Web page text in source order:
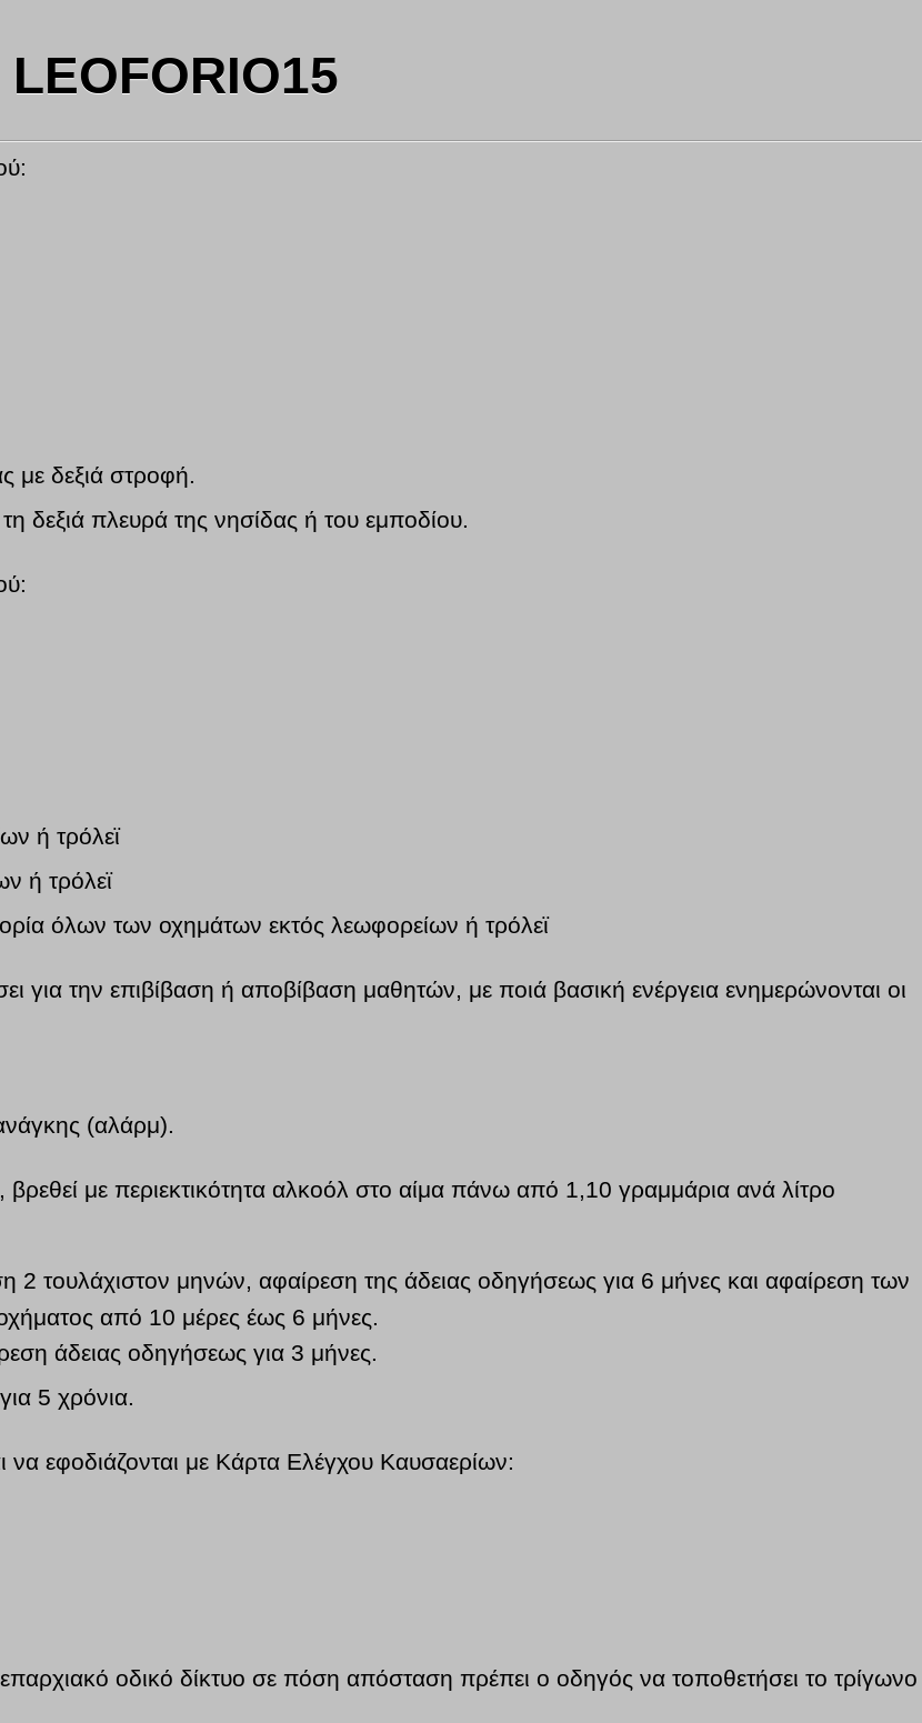
LEOFORIO15
με δεξιά στροφή.
δεξιά πλευρά της νησίδας ή του εμποδίου.
ή τρόλεϊ
ή τρόλεϊ
όλων των οχημάτων εκτός λεωφορείων ή τρόλεϊ
για την επιβίβαση ή αποβίβαση μαθητών, με ποιά βασική ενέργεια ενημερώνονται οι
(αλάρμ).
με περιεκτικότητα αλκοόλ στο αίμα πάνω από 1,10 γραμμάρια ανά λίτρο
τουλάχιστον μηνών, αφαίρεση της άδειας οδηγήσεως για 6 μήνες και αφαίρεση των
από 10 μέρες έως 6 μήνες.
άδειας οδηγήσεως για 3 μήνες.
5 χρόνια.
να εφοδιάζονται με Κάρτα Ελέγχου Καυσαερίων:
οδικό δίκτυο σε πόση απόσταση πρέπει ο οδηγός να τοποθετήσει το τρίγωνο